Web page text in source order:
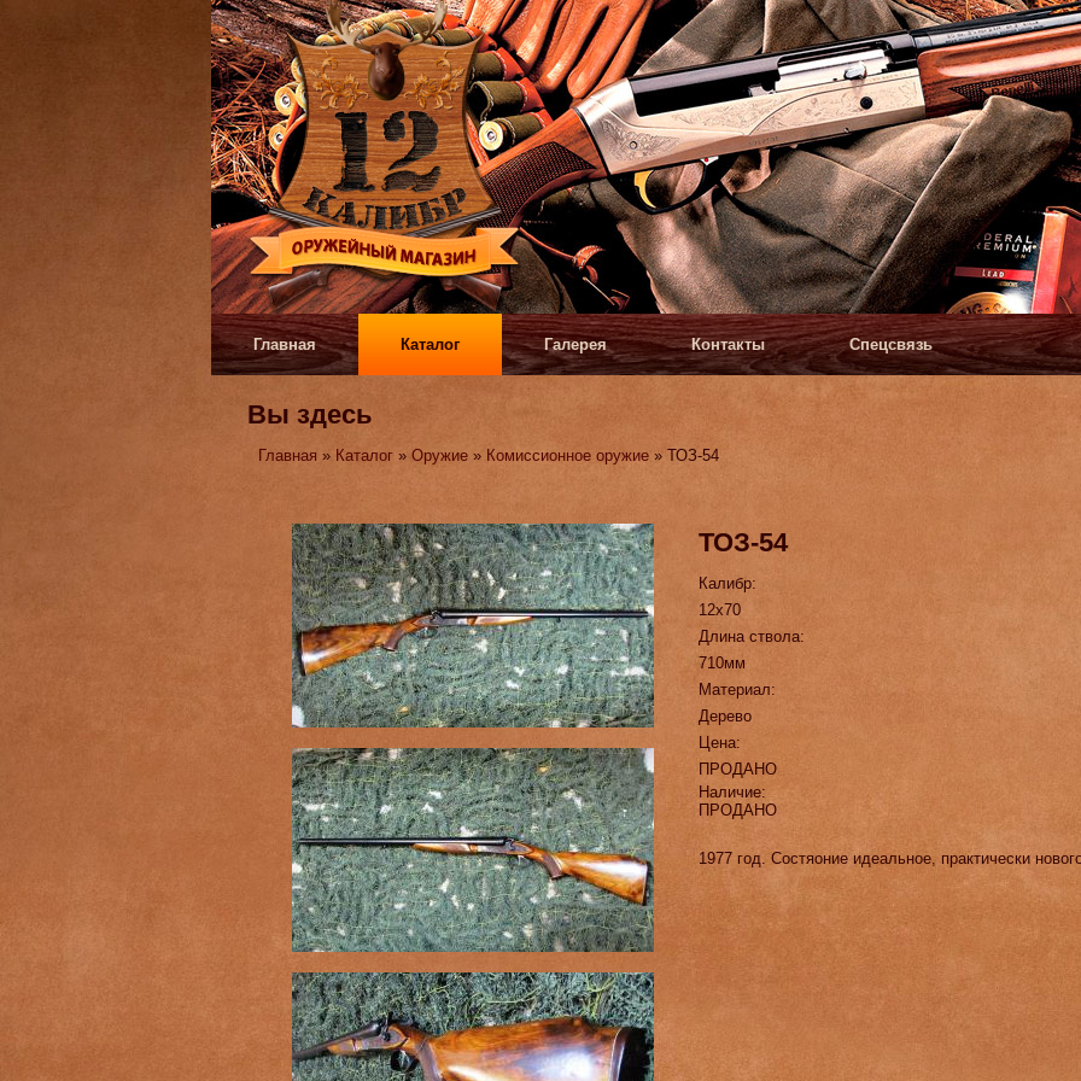
Главная Каталог Галерея Контакты Спецсвязь
Вы здесь
Главная » Каталог »Оружие » Комиссионное оружие » ТОЗ-54
ТОЗ-54
Калибр:
12х70
Длина ствола:
710мм
Материал:
Дерево
Цена:
ПРОДАНО
Наличие:
ПРОДАНО
1977 год. Состяоние идеальное, практически